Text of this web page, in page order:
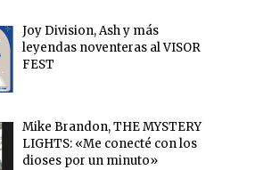
Joy Division, Ash y más
leyendas noventeras al VISOR
FEST
Mike Brandon, THE MYSTERY
LIGHTS: «Me conecté con los
dioses por un minuto»